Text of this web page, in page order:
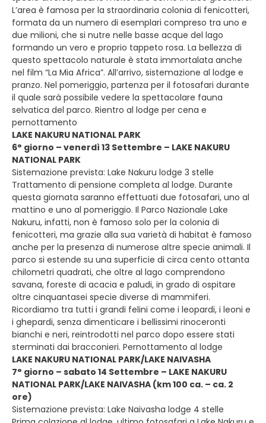
L’area è famosa per la straordinaria colonia di fenicotteri,
formata da un numero di esemplari compreso tra uno e
due milioni, che si nutre nelle basse acque del lago
formando un vero e proprio tappeto rosa. La bellezza di
questo spettacolo naturale è stata immortalata anche
nel film “La Mia Africa”. All’arrivo, sistemazione al lodge e
pranzo. Nel pomeriggio, partenza per il fotosafari durante
il quale sarà possibile vedere la spettacolare fauna
selvatica del parco. Rientro al lodge per cena e
pernottamento
LAKE NAKURU NATIONAL PARK
6° giorno – venerdì 13 Settembre – LAKE NAKURU
NATIONAL PARK
Sistemazione prevista: Lake Nakuru lodge 3 stelle
Trattamento di pensione completa al lodge. Durante
questa giornata saranno effettuati due fotosafari, uno al
mattino e uno al pomeriggio. Il Parco Nazionale Lake
Nakuru, infatti, non è famoso solo per la colonia di
fenicotteri, ma grazie alla sua varietà di habitat è famoso
anche per la presenza di numerose altre specie animali. Il
parco si estende su una superficie di circa cento ottanta
chilometri quadrati, che oltre al lago comprendono
savana, foreste di acacia e paludi, in grado di ospitare
oltre cinquantasei specie diverse di mammiferi.
Ricordiamo tra tutti i grandi felini come i leopardi, i leoni e
i ghepardi, senza dimenticare i bellissimi rinoceronti
bianchi e neri, reintrodotti nel parco dopo essere stati
sterminati dai bracconieri. Pernottamento al lodge
LAKE NAKURU NATIONAL PARK/LAKE NAIVASHA
7° giorno – sabato 14 Settembre – LAKE NAKURU
NATIONAL PARK/LAKE NAIVASHA (km 100 ca. – ca. 2
ore)
Sistemazione prevista: Lake Naivasha lodge 4 stelle